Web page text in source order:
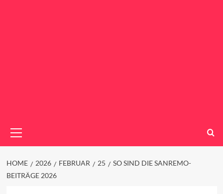
Menu
HOME 2026 FEBRUAR 25
SO SIND DIE SANREMO-
BEITRÄGE 2026